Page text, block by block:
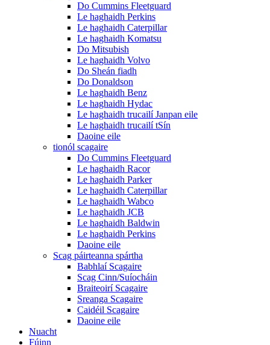
Do Cummins Fleetguard
Le haghaidh Perkins
Le haghaidh Caterpillar
Le haghaidh Komatsu
Do Mitsubish
Le haghaidh Volvo
Do Sheán fiadh
Do Donaldson
Le haghaidh Benz
Le haghaidh Hydac
Le haghaidh trucailí Janpan eile
Le haghaidh trucailí tSín
Daoine eile
tionól scagaire
Do Cummins Fleetguard
Le haghaidh Racor
Le haghaidh Parker
Le haghaidh Caterpillar
Le haghaidh Wabco
Le haghaidh JCB
Le haghaidh Baldwin
Le haghaidh Perkins
Daoine eile
Scag páirteanna spártha
Babhlaí Scagaire
Scag Cinn/Suíocháin
Braiteoirí Scagaire
Sreanga Scagaire
Caidéil Scagaire
Daoine eile
Nuacht
Fúinn